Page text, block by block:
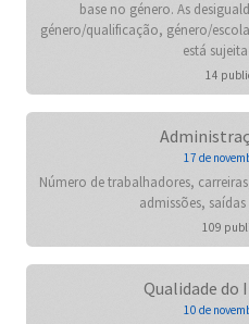
base no género. As
género/qualificação, género/
está
14
17 de
Número de trabalhadores,
admissões,
109
Qualidade
10 de